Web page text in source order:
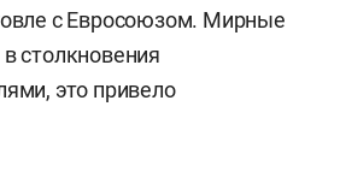
с Евросоюзом. Мирные
столкновения
это привело